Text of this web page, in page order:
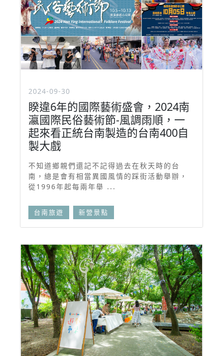
2024-09-30
睽違6年的國際藝術盛會，2024南
瀛國際民俗藝術節-風調雨順，一
起來看正統台南製造的台南400自
製大戲
不知道鄉親們還記不記得過去在秋天時的台
南，總是會有相當異國風情的踩街活動舉辦，
從1996年起每兩年舉 ...
台南旅遊 新營景點